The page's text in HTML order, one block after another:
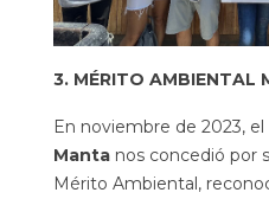
3. MÉRITO AMBIENTAL
En noviembre de 2023, el
Manta nos concedió por
Mérito Ambiental,